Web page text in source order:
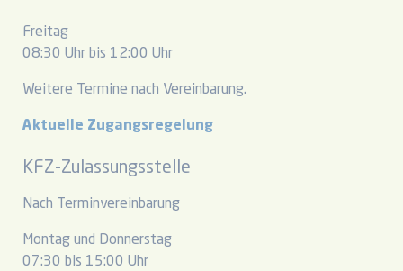
Freitag
08:30 Uhr bis 12:00 Uhr
Weitere Termine nach Vereinbarung.
Aktuelle Zugangsregelung
KFZ-Zulassungsstelle
Nach Terminvereinbarung
Montag und Donnerstag
07:30 bis 15:00 Uhr